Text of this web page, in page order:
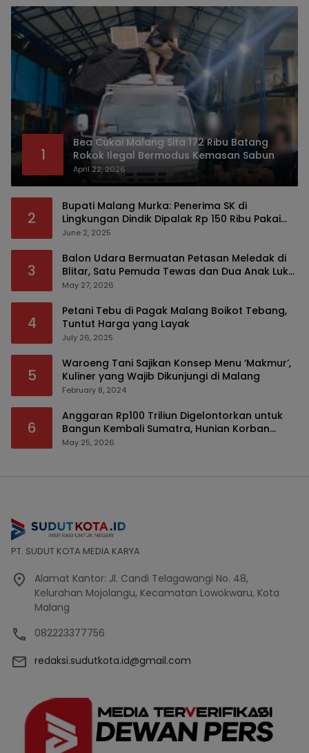
1
Bea Cukai Malang Sita 172 Ribu Batang
Rokok Ilegal Bermodus Kemasan Sabun
April 22, 2026
2
Bupati Malang Murka: Penerima SK di
Lingkungan Dindik Dipalak Rp 150 Ribu Pakai
Modus Tumpengan, KPK Turut Pantau
June 2, 2025
3
Balon Udara Bermuatan Petasan Meledak di
Blitar, Satu Pemuda Tewas dan Dua Anak Luka
Serius
May 27, 2026
4
Petani Tebu di Pagak Malang Boikot Tebang,
Tuntut Harga yang Layak
July 26, 2025
5
Waroeng Tani Sajikan Konsep Menu ‘Makmur’,
Kuliner yang Wajib Dikunjungi di Malang
February 8, 2024
6
Anggaran Rp100 Triliun Digelontorkan untuk
Bangun Kembali Sumatra, Hunian Korban
Bencana Bakal Difokuskan
May 25, 2026
PT. SUDUT KOTA MEDIA KARYA
Alamat Kantor: Jl. Candi Telagawangi No. 48,
Kelurahan Mojolangu, Kecamatan Lowokwaru, Kota
Malang
082223377756
redaksi.sudutkota.id@gmail.com